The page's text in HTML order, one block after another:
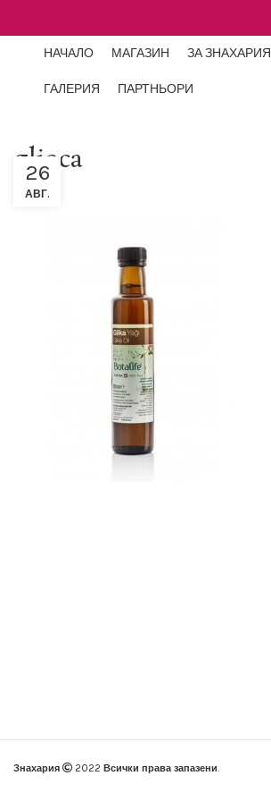
НАЧАЛО МАГАЗИН ЗА ЗНАХАРИЯ
ГАЛЕРИЯ ПАРТНЬОРИ
glioca
26
АВГ.
Знахария 2022 Всички права запазени.